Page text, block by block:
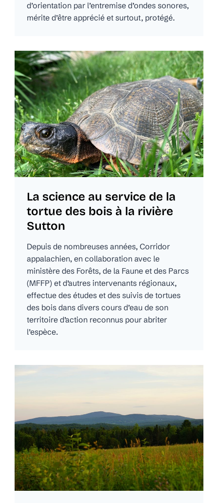
d’orientation par l’entremise d’ondes sonores,
mérite d’être apprécié et surtout, protégé.
La science au service de la
tortue des bois à la rivière
Sutton
Depuis de nombreuses années, Corridor
appalachien, en collaboration avec le
ministère des Forêts, de la Faune et des Parcs
(MFFP) et d’autres intervenants régionaux,
effectue des études et des suivis de tortues
des bois dans divers cours d’eau de son
territoire d’action reconnus pour abriter
l’espèce.